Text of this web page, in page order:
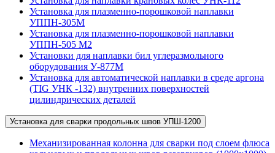
Установка для плазменно-порошковой наплавки
УППН-305М
Установка для плазменно-порошковой наплавки
УППН-505 М2
Установки для наплавки бил углеразмольного
оборудования У-877М
Установка для автоматической наплавки в среде аргона
(TIG УНК -132) внутренних поверхностей
цилиндрических деталей
Установка для сварки продольных швов УПШ-1200
Механизированная колонна для сварки под слоем флюса